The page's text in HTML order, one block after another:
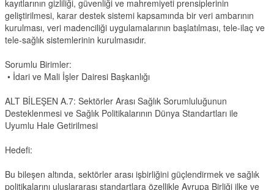
kayıtlarının gizliliği, güvenliği ve mahremiyeti prensiplerinin
geliştirilmesi, karar destek sistemi kapsamında bir veri ambarının
kurulması, veri madenciliği uygulamalarının başlatılması, tele-ilaç ve
tele-sağlık sistemlerinin kurulmasıdır.
Sorumlu Birimler:
• İdari ve Mali İşler Dairesi Başkanlığı
ALT BİLEŞEN A.7: Sektörler Arası Sağlık Sorumluluğunun
Desteklenmesi ve Sağlık Politikalarının Dünya Standartları ile
Uyumlu Hale Getirilmesi
Hedefi:
Bu bileşen altında, sektörler arası işbirliğini güçlendirmek ve sağlık
politikalarını uluslararası standartlara özellikle Avrupa Birliği ilke ve